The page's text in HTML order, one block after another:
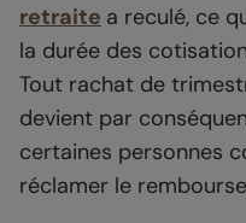
retraite a reculé, ce
la durée des
Tout rachat de
devient par
certaines personnes
réclamer le